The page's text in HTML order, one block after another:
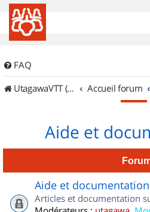
FAQ
UtagawaVTT (Randos VTT et VTTAE avec traces GPS)
Accueil forum
Aide et
Aide et documentation
Articles et documentation